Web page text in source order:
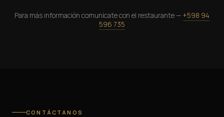
Para más información comunícate con el restaurante — +598 94
596 735
CONTÁCTANOS